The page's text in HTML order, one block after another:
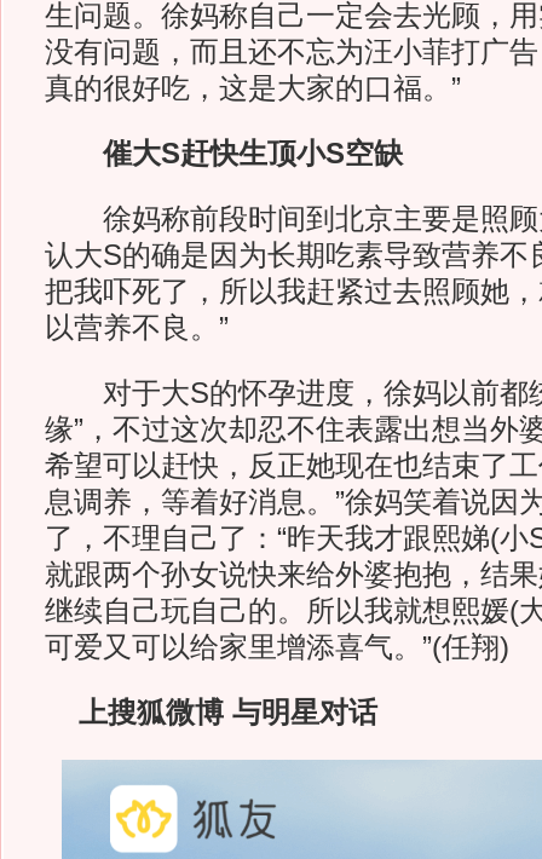
生问题。徐妈称自己一定会去光顾，
没有问题，而且还不忘为汪小菲打广
真的很好吃，这是大家的口福。”
催大S赶快生顶小S空缺
徐妈称前段时间到北京主要是照顾
认大S的确是因为长期吃素导致营养不
把我吓死了，所以我赶紧过去照顾她
以营养不良。”
对于大S的怀孕进度，徐妈以前都
缘”，不过这次却忍不住表露出想当外
希望可以赶快，反正她现在也结束了
息调养，等着好消息。”徐妈笑着说因
了，不理自己了：“昨天我才跟熙娣(小
就跟两个孙女说快来给外婆抱抱，结
继续自己玩自己的。所以我就想熙媛(
可爱又可以给家里增添喜气。”(任翔)
上搜狐微博 与明星对话